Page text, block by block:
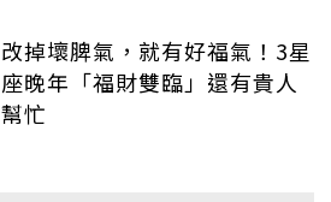
改掉壞脾氣，就有好福氣！3星
座晚年「福財雙臨」還有貴人
幫忙